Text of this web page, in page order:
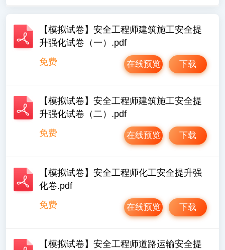
【模拟试卷】安全工程师建筑施工安全提
升强化试卷（一）.pdf
免费
下载
在线预览
【模拟试卷】安全工程师建筑施工安全提
升强化试卷（二）.pdf
免费
下载
在线预览
【模拟试卷】安全工程师化工安全提升强
化卷.pdf
免费
下载
在线预览
【模拟试卷】安全工程师道路运输安全提